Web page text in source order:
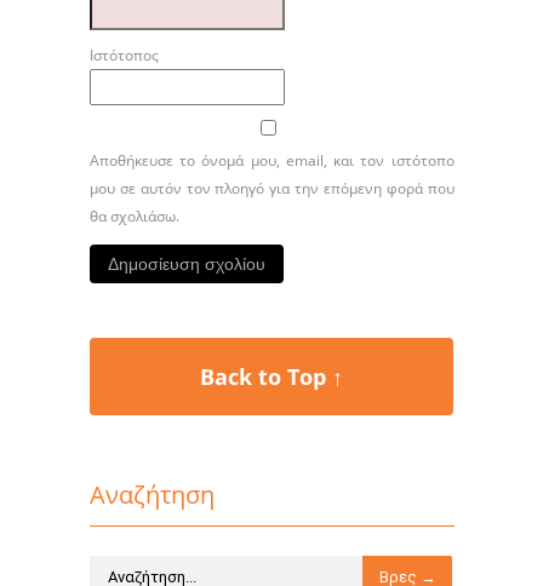
Ιστότοπος
Αποθήκευσε το όνομά μου, email, και τον ιστότοπο
μου σε αυτόν τον πλοηγό για την επόμενη φορά που
θα σχολιάσω.
Back to Top ↑
Αναζήτηση